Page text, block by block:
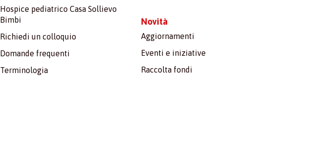
Hospice pediatrico Casa Sollievo
Bimbi
Richiedi un colloquio
Domande frequenti
Terminologia
Novità
Aggiornamenti
Eventi e iniziative
Raccolta fondi